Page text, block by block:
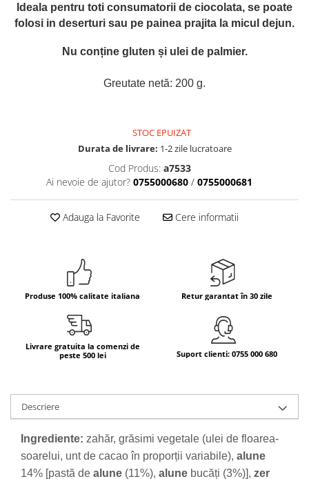
Bomboane italiene
Ciocolata italiana
Bauturi aperitive, alcoolice
Sucuri si bauturi racoritoare
Panettone cozonac italian,
Pandoro si Balocco
Produse de panificatie
Produse de patiserie
Geluri intime
Ideala pentru toti consumatorii de ciocolata, se poate
folosi in deserturi sau pe painea prajita la micul dejun.
Nu conține gluten și ulei de palmier.
Greutate netă: 200 g.
STOC EPUIZAT
Durata de livrare: 1-2 zile lucratoare
Cod Produs: a7533
Ai nevoie de ajutor? 0755000680 / 0755000681
Adauga la Favorite Cere informatii
Produse 100% calitate italiana Retur garantat în 30 zile
Livrare gratuita la comenzi de
peste 500 lei
Suport clienti: 0755 000 680
Descriere
Ingrediente: zahăr, grăsimi vegetale (ulei de floarea-
soarelui, unt de cacao în proporții variabile), alune
14% [pastă de alune (11%), alune bucăți (3%)], zer